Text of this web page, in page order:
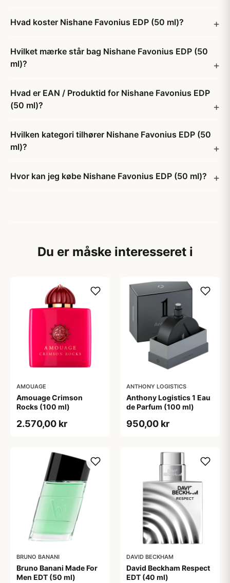
Hvad koster Nishane Favonius EDP (50 ml)?
Hvilket mærke står bag Nishane Favonius EDP (50
ml)?
Hvad er EAN / Produktid for Nishane Favonius EDP
(50 ml)?
Hvilken kategori tilhører Nishane Favonius EDP (50
ml)?
Hvor kan jeg købe Nishane Favonius EDP (50 ml)?
Du er måske interesseret i
AMOUAGE
Amouage Crimson
Rocks (100 ml)
2.570,00 kr
ANTHONY LOGISTICS
Anthony Logistics 1 Eau
de Parfum (100 ml)
950,00 kr
BRUNO BANANI
Bruno Banani Made For
Men EDT (50 ml)
DAVID BECKHAM
David Beckham Respect
EDT (40 ml)